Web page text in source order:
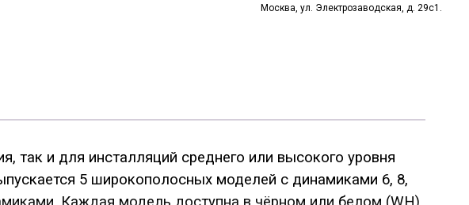
Москва, ул. Электрозаводская, д. 29с1.
так и для инсталляций среднего или высокого уровня
5 широкополосных моделей с динамиками 6, 8,